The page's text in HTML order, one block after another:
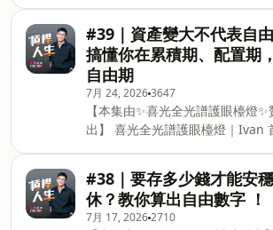
📅 團購至 8/13 截止 ・TIONE：適合照明
位置需要彈性調整的使用情境 ・TIONE
PRO：適合一般成人工作桌、雙
・TIMAX PRO：桌面真的非常大
加長版 TIONE PRO 新增入座感應及專屬
遙控器，本次團購價格為全台最低
TIONE PRO 預計 8/10 左右出貨 ⚠️
TIONE PRO 與 TIMAX PRO 名稱
下單前請確
工作、雙螢幕及一般大桌面 ・TIMAX
PRO：加長版，只有桌面真的非
要 📦TIONE PRO 預計 8/10 左右出貨，
全台最低價 📅 團購至 8/13 👉 購買連
結：
https://www.sylstarled.com.tw/
🧴 SHISEIDO MEN 男人極致系列 共有三
組獨家優惠： ・男人極致保濕修護組本
・男人極致抗老修護組集 ・豔陽夏水感防
曬雙星組 🎁 推薦碼：IVAN2026 ・優惠價
再享 9 折 ・全館免運 ・新客加贈百優乳
#39｜資產變大不代表自
搞懂你在累積期、配置期
自由期
7月 24, 20263647
【本集由✨喜光全光譜護眼檯燈✨
出】 喜光全光譜護眼檯燈｜Ivan 首團限
https://
怎麼選？ 👦 TIONE｜小朋友閱讀、畫
畫、家庭書桌 💻 TIONE PRO｜大螢幕、
雙螢幕、長時間電腦工作 🖥️ TIMAX｜超大
#38｜要存多少錢才能安
休？教你算出自由數字 ！
7月 17, 20262710